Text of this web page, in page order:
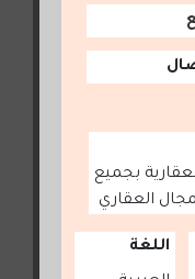
بجميع
العقاري
اللغة